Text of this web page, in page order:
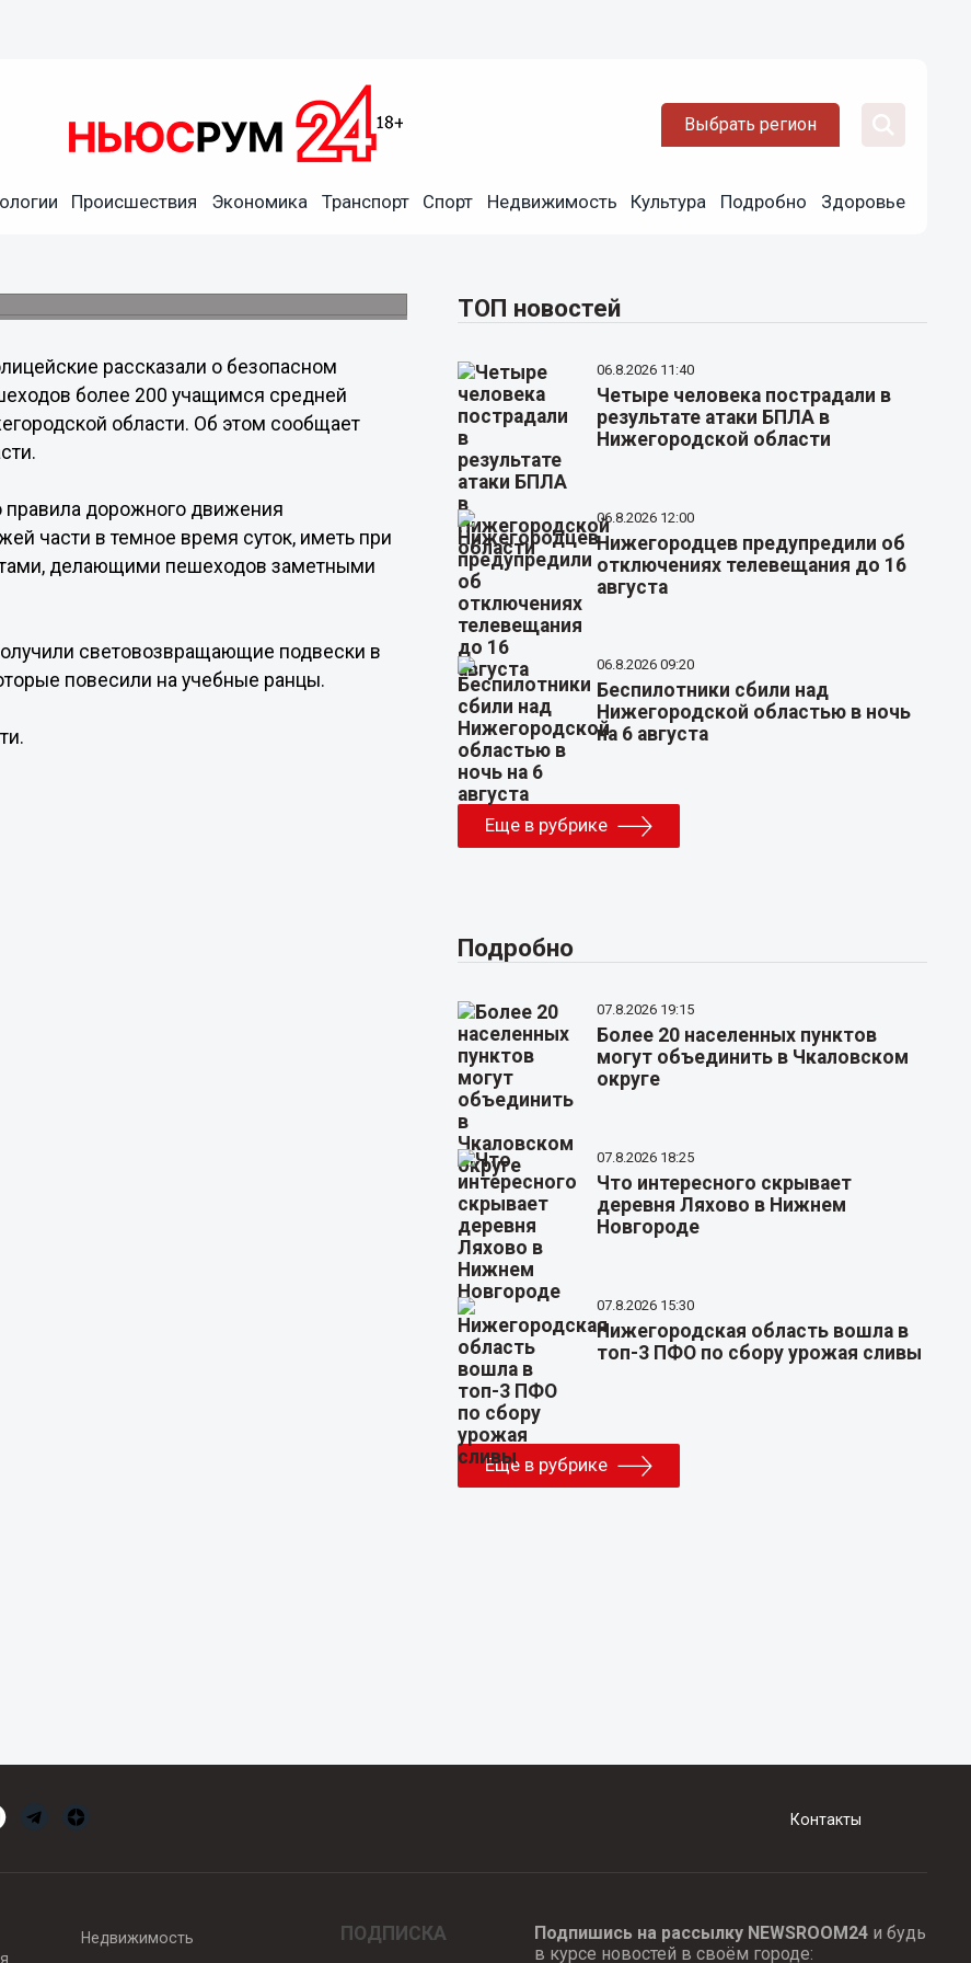
Выбрать регион
Происшествия Экономика Транспорт Спорт Недвижимость Культура Подробно Здоровье
рассказали о безопасном
более 200 учащимся средней
области. Об этом сообщает
правила дорожного движения
части в темное время суток, иметь при
делающими пешеходов заметными
световозвращающие подвески в
повесили на учебные ранцы.
ТОП новостей
06.8.2026 11:40
Четыре человека пострадали в
результате атаки БПЛА в
Нижегородской области
06.8.2026 12:00
Нижегородцев предупредили об
отключениях телевещания до 16
августа
06.8.2026 09:20
Беспилотники сбили над
Нижегородской областью в ночь
на 6 августа
Еще в рубрике
Подробно
07.8.2026 19:15
Более 20 населенных пунктов
могут объединить в Чкаловском
округе
07.8.2026 18:25
Что интересного скрывает
деревня Ляхово в Нижнем
Новгороде
07.8.2026 15:30
Нижегородская область вошла в
топ-3 ПФО по сбору урожая сливы
Еще в рубрике
Контакты
Недвижимость ПОДПИСКА Подпишись на рассылку NEWSROOM24и будь
в курсе новостей в своём городе: